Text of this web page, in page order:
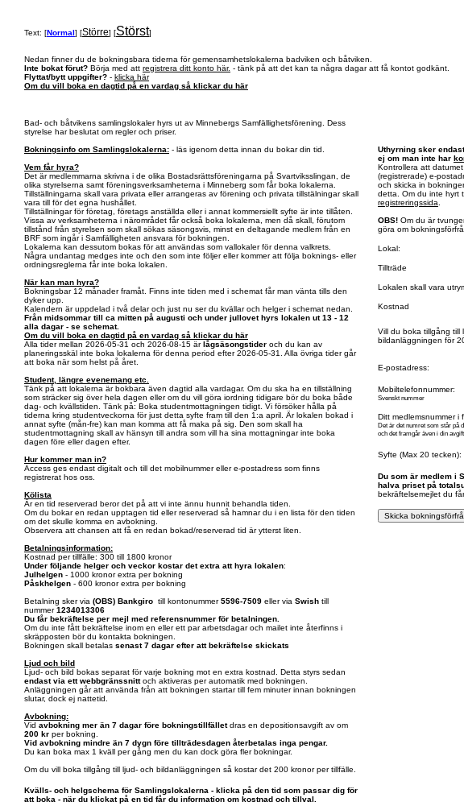
Text: [Normal] [Större] [Störst]
Nedan finner du de bokningsbara tiderna för gemensamhetslokalerna badviken och båtviken.
Inte bokat förut? Börja med att registrera ditt konto här. - tänk på att det kan ta några dagar att få kontot godkänt.
Flyttat/bytt uppgifter? - klicka här
Om du vill boka en dagtid på en vardag så klickar du här
Bad- och båtvikens samlingslokaler hyrs ut av Minnebergs Samfällighetsförening. Dess
styrelse har beslutat om regler och priser.
Bokningsinfo om Samlingslokalerna: - läs igenom detta innan du bokar din tid.
Vem får hyra?
Det är medlemmarna skrivna i de olika Bostadsrättsföreningarna på Svartviksslingan, de
olika styrelserna samt föreningsverksamheterna i Minneberg som får boka lokalerna.
Tillställningarna skall vara privata eller arrangeras av förening och privata tillstälningar skall
vara till för det egna hushållet.
Tillställningar för företag, företags anställda eller i annat kommersiellt syfte är inte tillåten.
Vissa av verksamheterna i närområdet får också boka lokalerna, men då skall, förutom
tillstånd från styrelsen som skall sökas säsongsvis, minst en deltagande medlem från en
BRF som ingår i Samfälligheten ansvara för bokningen.
Lokalerna kan dessutom bokas för att användas som vallokaler för denna valkrets.
Några undantag medges inte och den som inte följer eller kommer att följa boknings- eller
ordningsreglerna får inte boka lokalen.
När kan man hyra?
Bokningsbar 12 månader framåt. Finns inte tiden med i schemat får man vänta tills den
dyker upp.
Kalendern är uppdelad i två delar och just nu ser du kvällar och helger i schemat nedan.
Från midsommar till ca mitten på augusti och under jullovet hyrs lokalen ut 13 - 12
alla dagar - se schemat.
Om du vill boka en dagtid på en vardag så klickar du här
Alla tider mellan 2026-05-31 och 2026-08-15 ärlågsäsongstider och du kan av
planeringsskäl inte boka lokalerna för denna period efter 2026-05-31. Alla övriga tider går
att boka när som helst på året.
Student, längre evenemang etc.
Tänk på att lokalerna är bokbara även dagtid alla vardagar. Om du ska ha en tillställning
som sträcker sig över hela dagen eller om du vill göra iordning tidigare bör du boka både
dag- och kvällstiden. Tänk på: Boka studentmottagningen tidigt. Vi försöker hålla på
tiderna kring studentveckorna för just detta syfte fram till den 1:a april. Är lokalen bokad i
annat syfte (mån-fre) kan man komma att få maka på sig. Den som skall ha
studentmottagning skall av hänsyn till andra som vill ha sina mottagningar inte boka
dagen före eller dagen efter.
Hur kommer man in?
Access ges endast digitalt och till det mobilnummer eller e-postadress som finns
registrerat hos oss.
Kölista
Är en tid reserverad beror det på att vi inte ännu hunnit behandla tiden.
Om du bokar en redan upptagen tid eller reserverad så hamnar du i en lista för den tiden
om det skulle komma en avbokning.
Observera att chansen att få en redan bokad/reserverad tid är ytterst liten.
Betalningsinformation:
Kostnad per tillfälle: 300 till 1800 kronor
Under följande helger och veckor kostar det extra att hyra lokalen:
Julhelgen - 1000 kronor extra per bokning
Påskhelgen - 600 kronor extra per bokning
Betalning sker via (OBS) Bankgiro till kontonummer5596-7509 eller via Swish till
nummer1234013306
Du får bekräftelse per mejl med referensnummer för betalningen.
Om du inte fått bekräftelse inom en eller ett par arbetsdagar och mailet inte återfinns i
skräpposten bör du kontakta bokningen.
Bokningen skall betalas senast 7 dagar efter att bekräftelse skickats
Ljud och bild
Ljud- och bild bokas separat för varje bokning mot en extra kostnad. Detta styrs sedan
endast via ett webbgränssnittoch aktiveras per automatik med bokningen.
Anläggningen går att använda från att bokningen startar till fem minuter innan bokningen
slutar, dock ej nattetid.
Avbokning:
Vid avbokning mer än 7 dagar före bokningstillfälletdras en depositionsavgift av om
200 kr per bokning.
Vid avbokning mindre än 7 dygn före tillträdesdagen återbetalas inga pengar.
Du kan boka max 1 kväll per gång men du kan dock göra fler bokningar.
Om du vill boka tillgång till ljud- och bildanläggningen så kostar det 200 kronor per tillfälle.
Uthyrning sker
ej om man inte har
Kontrollera att
(registrerade) e-
och skicka in
detta. Om du inte hyrt
registreringssida
OBS! Om du är
göra om
Lokal:
Tillträde
Lokalen skall vara
Kostnad
Vill du boka tillgång till
bildanläggningen för
E-postadress:
Mobiltelefonnummer:
Svenskt nummer
Ditt medlemsnummer i
Det är det numret som står på
och det framgår även i din
Syfte (Max 20 tecken):
Du som är medlem i
halva priset på
bekräftelsemejlet du
Kvälls- och helgschema för Samlingslokalerna - klicka på den tid som passar dig för
att boka - när du klickat på en tid får du information om kostnad och tillval.